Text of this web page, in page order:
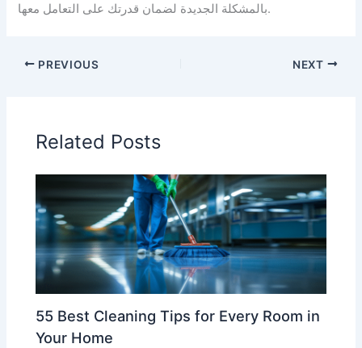
بالمشكلة الجديدة لضمان قدرتك على التعامل معها.
PREVIOUS NEXT
Related Posts
55 Best Cleaning Tips for Every Room in
Your Home